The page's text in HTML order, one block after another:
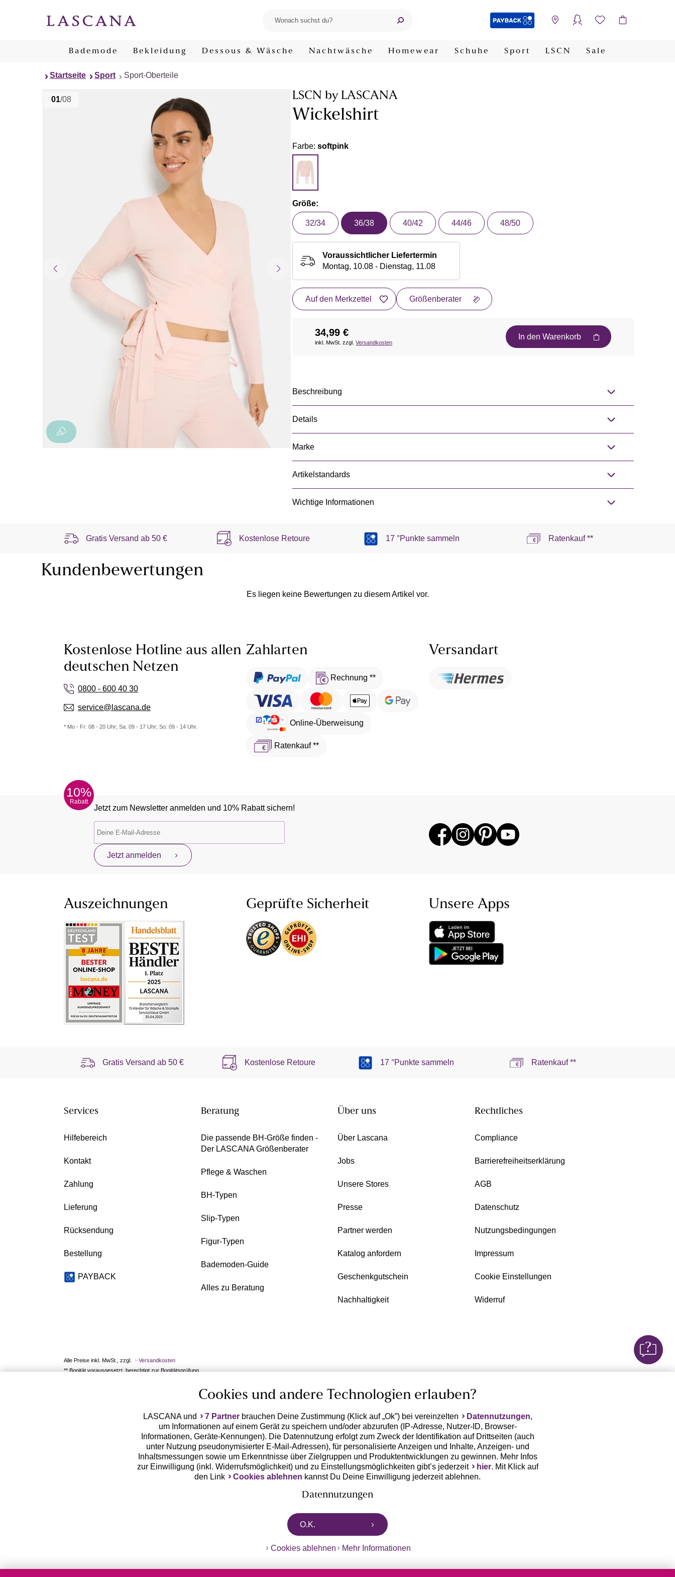
Bademode Bekleidung Dessous & Wäsche Nachtwäsche Homewear Schuhe Sport LSCN Sale
Startseite Sport Sport-Oberteile
01/08 LSCN by LASCANA
Wickelshirt
Farbe: softpink
Größe:
32/34 36/38 40/42 44/46 48/50
Voraussichtlicher Liefertermin
Montag, 10.08 - Dienstag, 11.08
Auf den Merkzettel Größenberater
34,99 €
inkl. MwSt. zzgl. Versandkosten
In den Warenkorb
Beschreibung
Details
Marke
Artikelstandards
Wichtige Informationen
Gratis Versand ab 50 € Kostenlose Retoure 17 °Punkte sammeln Ratenkauf **
Kundenbewertungen
Es liegen keine Bewertungen zu diesem Artikel vor.
Kostenlose Hotline aus allen
deutschen Netzen
0800 - 600 40 30
service@lascana.de
* Mo - Fr: 08 - 20 Uhr; Sa: 09 - 17 Uhr; So: 09 - 14 Uhr.
Zahlarten
Rechnung **
Online-Überweisung
Ratenkauf **
Versandart
10%
Rabatt
Jetzt zum Newsletter anmelden und 10% Rabatt sichern!
Jetzt anmelden
Auszeichnungen Geprüfte Sicherheit Unsere Apps
Gratis Versand ab50 € Kostenlose Retoure 17 °Punkte sammeln Ratenkauf **
Services
Hilfebereich
Kontakt
Zahlung
Lieferung
Rücksendung
Bestellung
PAYBACK
Beratung
Die passende BH-Größe finden -
Der LASCANA Größenberater
Pflege & Waschen
BH-Typen
Slip-Typen
Figur-Typen
Bademoden-Guide
Alles zu Beratung
Über uns
Über Lascana
Jobs
Unsere Stores
Presse
Partner werden
Katalog anfordern
Geschenkgutschein
Nachhaltigkeit
Rechtliches
Compliance
Barrierefreiheitserklärung
AGB
Datenschutz
Nutzungsbedingungen
Impressum
Cookie Einstellungen
Widerruf
Alle Preise inkl. MwSt., zzgl.
Versandkosten
** Bonität vorausgesetzt, berechtigt zur Bonitätsprüfung
Cookies und andere Technologien erlauben?
LASCANA und 7 Partnerbrauchen Deine Zustimmung (Klick auf „Ok”) bei vereinzelten Datennutzungen,
um Informationen auf einem Gerät zu speichern und/oder abzurufen (IP-Adresse, Nutzer-ID, Browser-
Informationen, Geräte-Kennungen). Die Datennutzung erfolgt zum Zweck der Identifikation auf Drittseiten (auch
unter Nutzung pseudonymisierter E-Mail-Adressen), für personalisierte Anzeigen und Inhalte, Anzeigen- und
Inhaltsmessungen sowie um Erkenntnisse über Zielgruppen und Produktentwicklungen zu gewinnen. Mehr Infos
zur Einwilligung (inkl. Widerrufsmöglichkeit) und zu Einstellungsmöglichkeiten gibt’s jederzeit
hier. Mit Klick auf
den Link
Cookies ablehnen kannst Du Deine Einwilligung jederzeit ablehnen.
Datennutzungen
LASCANA arbeitet mit Partnern zusammen, die von deinem Endgerät abgerufene Daten (Trackingdaten) oder die
von uns übermittelten pseudonymisierten Daten zur Aussteuerung unserer Werbung sowie auch zu eigenen
Erhebung der Trackingdaten bzw. die Übermittlung deiner pseudonymisierten Daten, sondern auch deren
deine pseudonymisierten Daten erst dann übermittelt, wenn du auf den in dem Banner auf www.lascana.de / APP
O.K.
Cookies ablehnen Mehr Informationen